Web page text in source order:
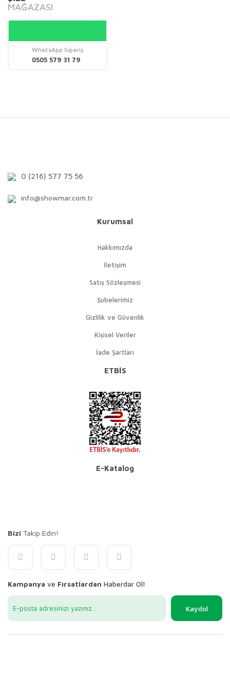
MAĞAZASI
WhatsApp Sipariş
0505 579 31 79
0 (216) 577 75 56
info@showmar.com.tr
Kurumsal
Hakkımızda
İletişim
Satış Sözleşmesi
Şubelerimiz
Gizlilik ve Güvenlik
Kişisel Veriler
İade Şartları
ETBİS
E-Katalog
Bizi Takip Edin!
Kampanya ve Fırsatlardan Haberdar Ol!
Kaydol